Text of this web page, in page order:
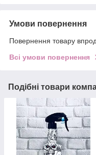
Умови повернення
Повернення товару
Всі умови повернення
Подібні товари